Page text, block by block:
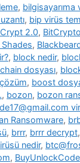
, bilgisayarıma
, bip virüs
2.0,
Shades,
, block nedir,
dosyası,
, boost
, bozon, bozon
Ransomware,
, brrr, brrr decrypt,
nedir,
, BuyUnlockCode